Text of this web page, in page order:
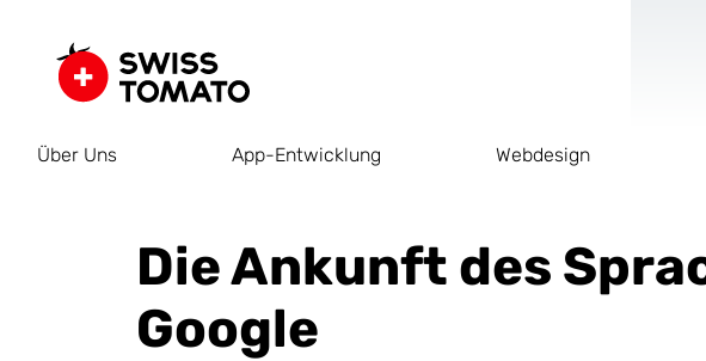
Über Uns App-Entwicklung Webdesign
Die Ankunft des
Google